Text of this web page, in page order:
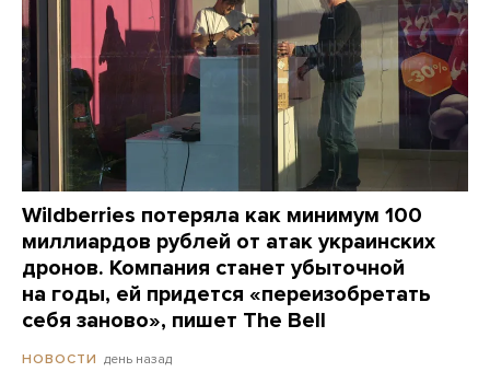
Wildberries потеряла как минимум 100
миллиардов рублей от атак украинских
дронов. Компания станет убыточной
на годы, ей придется «переизобретать
себя заново», пишет The Bell
НОВОСТИ день назад